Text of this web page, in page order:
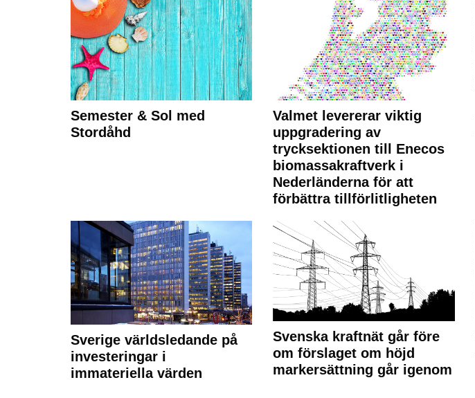
Semester & Sol med
Stordåhd
Valmet levererar viktig
uppgradering av
trycksektionen till Enecos
biomassakraftverk i
Nederländerna för att
förbättra tillförlitligheten
Sverige världsledande på
investeringar i
immateriella värden
Svenska kraftnät går före
om förslaget om höjd
markersättning går igenom